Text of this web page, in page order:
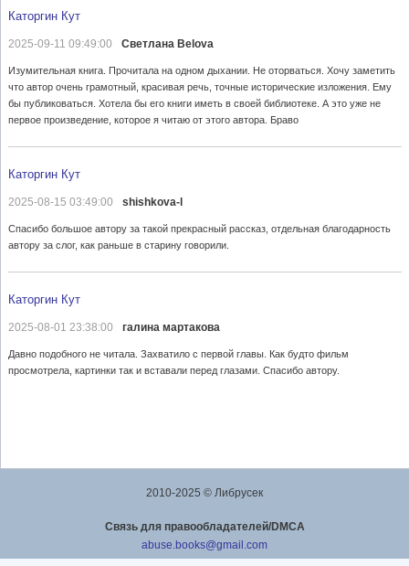
Каторгин Кут
2025-09-11 09:49:00 Светлана Belova
Изумительная книга. Прочитала на одном дыхании. Не оторваться. Хочу заметить
что автор очень грамотный, красивая речь, точные исторические изложения. Ему
бы публиковаться. Хотела бы его книги иметь в своей библиотеке. А это уже не
первое произведение, которое я читаю от этого автора. Браво
Каторгин Кут
2025-08-15 03:49:00 shishkova-l
Спасибо большое автору за такой прекрасный рассказ, отдельная благодарность
автору за слог, как раньше в старину говорили.
Каторгин Кут
2025-08-01 23:38:00 галина мартакова
Давно подобного не читала. Захватило с первой главы. Как будто фильм
просмотрела, картинки так и вставали перед глазами. Спасибо автору.
2010-2025 © Либрусек
Cвязь для правообладателей/DMCA
abuse.books@gmail.com